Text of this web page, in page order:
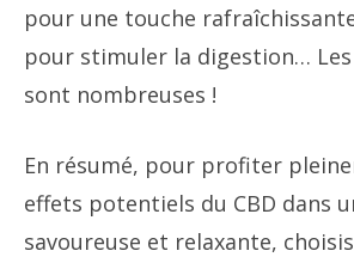
pour une touche
pour stimuler la digestion…
sont nombreuses !
En résumé, pour profiter
effets potentiels du CBD dans
savoureuse et relaxante,